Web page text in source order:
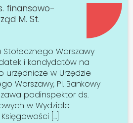
finansowo-
M. St.
Warszawy
i kandydatów na
urzędnicze w Urzędzie
Warszawy, Pl. Bankowy
podinspektor ds.
w Wydziale
[…]